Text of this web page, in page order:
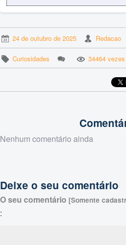
24 de outubro de 2025 Redacao
Curiosidades 34464 vezes
Nenhum comentário ainda
Deixe o seu comentário
O seu comentário [Somente
: